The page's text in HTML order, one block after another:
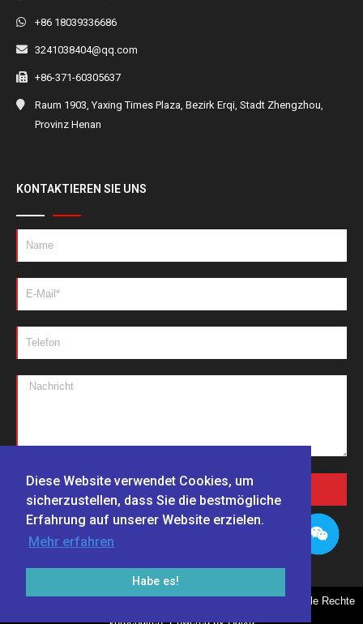
Diese Website verwendet Cookies, um
sicherzustellen, dass Sie die bestmögliche
Erfahrung auf unserer Website erzielen.
Mehr erfahren
Habe es!
+86 18039336686
3241038404@qq.com
+86-371-60305637
Raum 1903, Yaxing Times Plaza, Bezirk Erqi, Stadt Zhengzhou,
Provinz Henan
KONTAKTIEREN SIE UNS
NACHRICHTEN SENDEN
Copyright © 1999-2024 Zhengzhou Haixu Abrasives Co., Ltd., Alle Rechte
vorbehalten. Powered by Haixu